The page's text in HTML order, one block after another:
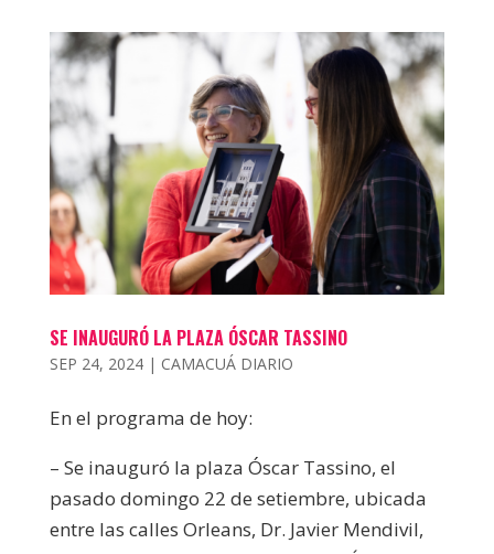
SE INAUGURÓ LA PLAZA ÓSCAR TASSINO
SEP 24, 2024| CAMACUÁ DIARIO
En el programa de hoy:
– Se inauguró la plaza Óscar Tassino, el
pasado domingo 22 de setiembre, ubicada
entre las calles Orleans, Dr. Javier Mendivil,